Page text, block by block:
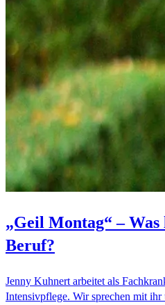
„Geil Montag“ –
Beruf?
Jenny Kuhnert arbeitet als
Intensivpflege. Wir sprechen mit